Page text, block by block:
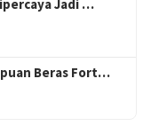
Jadi …
Beras Fort…